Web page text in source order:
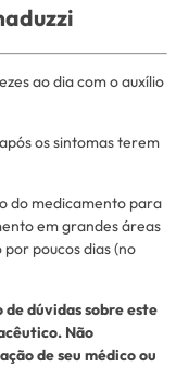
ao dia com o auxílio
os sintomas terem
do medicamento para
em grandes áreas
poucos dias (no
de dúvidas sobre este
Não
de seu médico ou